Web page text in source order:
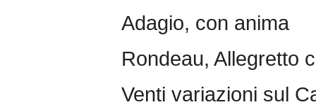
Adagio, con anima
Rondeau, Allegretto
Venti variazioni sul